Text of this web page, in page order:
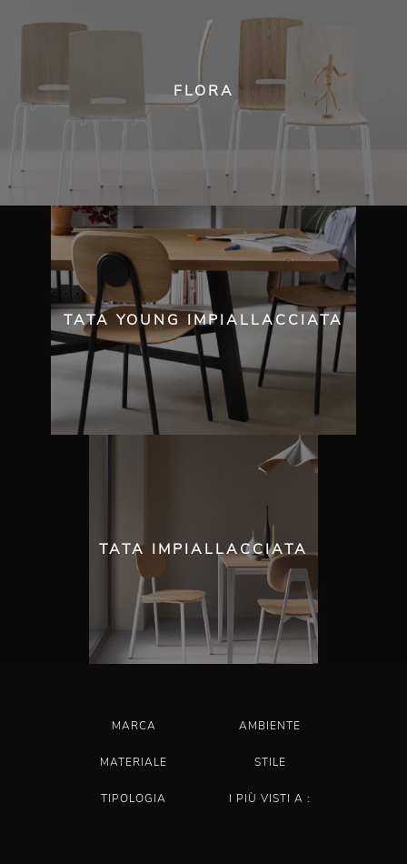
FLORA
TATA YOUNG IMPIALLACCIATA
TATA IMPIALLACCIATA
MARCA AMBIENTE
MATERIALE STILE
TIPOLOGIA I PIÙ VISTI A :